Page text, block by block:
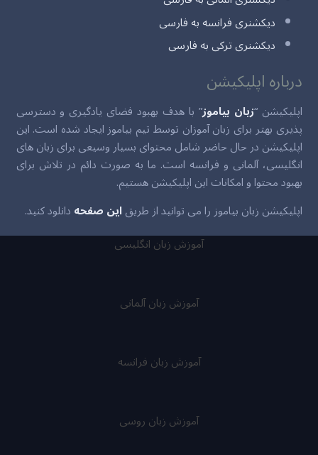
دیکشنری فرانسه به فارسی
دیکشنری ترکی به فارسی
درباره اپلیکیشن
اپلیکیشن “زبان بیاموز” با هدف بهبود فضای یادگیری و دسترسی
پذیری بهتر برای زبان آموزان توسط تیم بیاموز ایجاد شده است. این
اپلیکیشن در حال حاضر شامل محتوای بسیار وسیعی برای زبان های
انگلیسی، آلمانی و فرانسه است. ما به صورت دائم در تلاش برای
بهبود محتوا و امکانات این اپلیکیشن هستیم.
اپلیکیشن زبان بیاموز را می توانید از طریقاین صفحهدانلود کنید.
آموزش زبان انگلیسی
آموزش زبان آلمانی
آموزش زبان فرانسه
آموزش زبان روسی